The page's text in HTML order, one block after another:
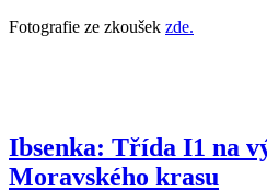
Fotografie ze zkoušek zde.
Ibsenka: Třída I1 na
Moravského krasu